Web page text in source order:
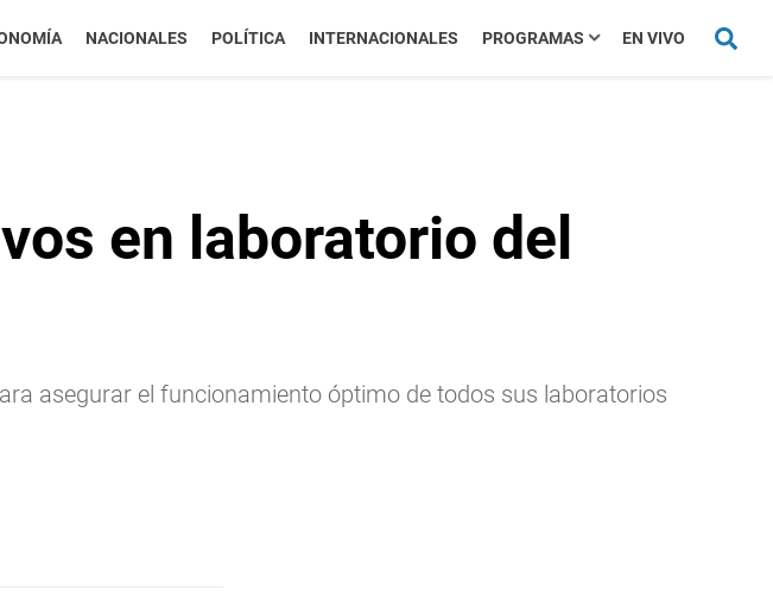
NACIONALES POLÍTICA INTERNACIONALES PROGRAMAS EN VIVO
en laboratorio del
asegurar el funcionamiento óptimo de todos sus laboratorios